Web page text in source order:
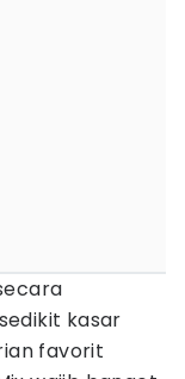
kasar
favorit